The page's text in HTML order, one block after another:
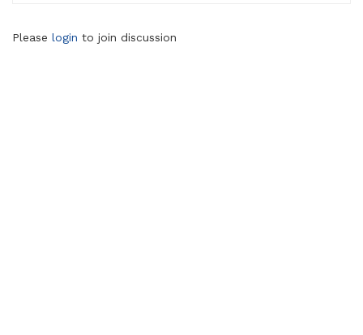
Please login to join discussion